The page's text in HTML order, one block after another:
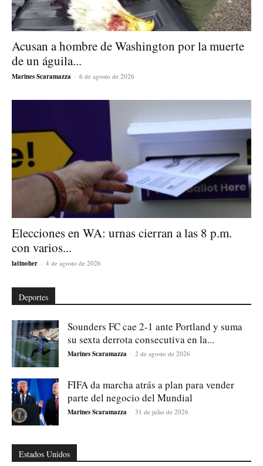
Acusan a hombre de Washington por la muerte
de un águila...
Marines Scaramazza - 6 de agosto de 2026
Elecciones en WA: urnas cierran a las 8 p.m.
con varios...
latinoher - 4 de agosto de 2026
Deportes
Sounders FC cae 2-1 ante Portland y suma
su sexta derrota consecutiva en la...
Marines Scaramazza - 2 de agosto de 2026
FIFA da marcha atrás a plan para vender
parte del negocio del Mundial
Marines Scaramazza - 31 de julio de 2026
Estados Unidos